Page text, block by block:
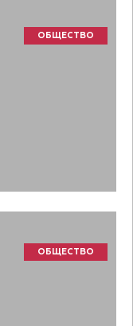
ОБЩЕСТВО
ОБЩЕСТВО